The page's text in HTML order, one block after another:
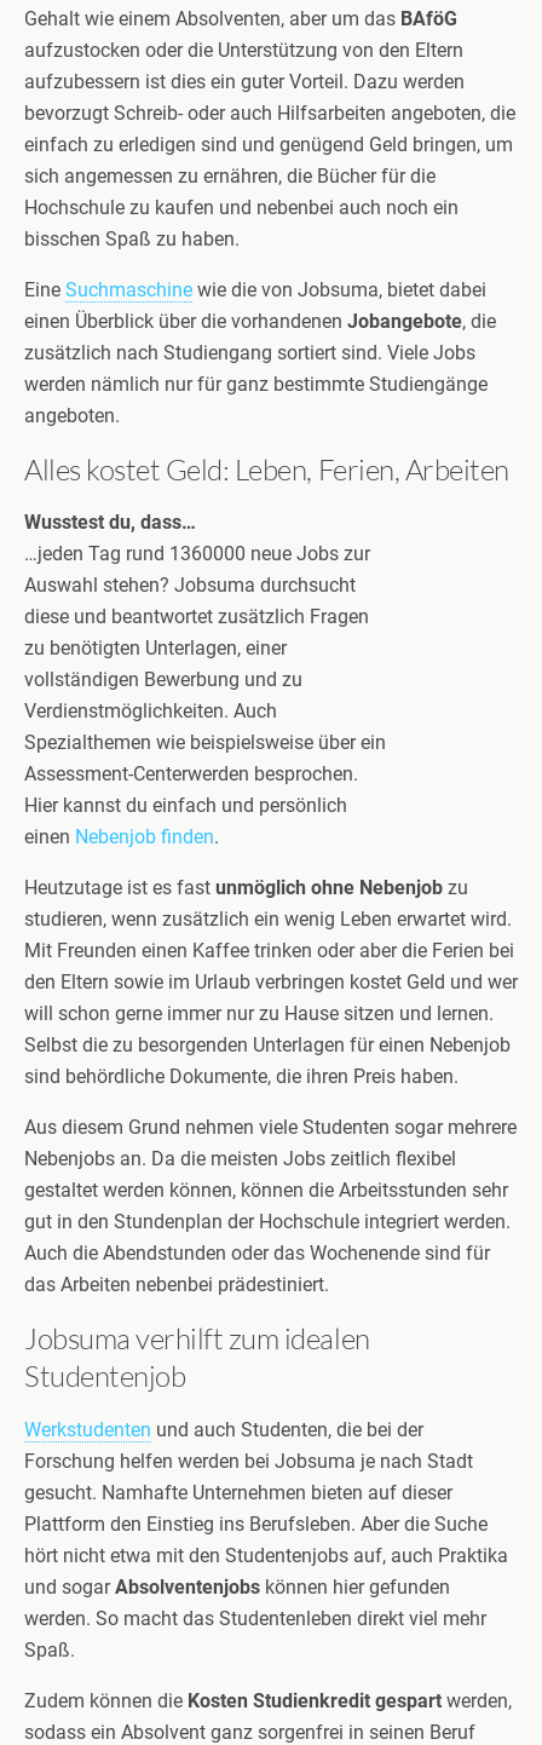
Gehalt wie einem Absolventen, aber um das BAföG
aufzustocken oder die Unterstützung von den Eltern
aufzubessern ist dies ein guter Vorteil. Dazu werden
bevorzugt Schreib- oder auch Hilfsarbeiten angeboten, die
einfach zu erledigen sind und genügend Geld bringen, um
sich angemessen zu ernähren, die Bücher für die
Hochschule zu kaufen und nebenbei auch noch ein
bisschen Spaß zu haben.
Eine Suchmaschine wie die von Jobsuma, bietet dabei
einen Überblick über die vorhandenen Jobangebote, die
zusätzlich nach Studiengang sortiert sind. Viele Jobs
werden nämlich nur für ganz bestimmte Studiengänge
angeboten.
Alles kostet Geld: Leben, Ferien, Arbeiten
Wusstest du, dass…
…jeden Tag rund 1360000 neue Jobs zur
Auswahl stehen? Jobsuma durchsucht
diese und beantwortet zusätzlich Fragen
zu benötigten Unterlagen, einer
vollständigen Bewerbung und zu
Verdienstmöglichkeiten. Auch
Spezialthemen wie beispielsweise über ein
Assessment-Centerwerden besprochen.
Hier kannst du einfach und persönlich
einen Nebenjob finden.
Heutzutage ist es fast unmöglich ohne Nebenjob zu
studieren, wenn zusätzlich ein wenig Leben erwartet wird.
Mit Freunden einen Kaffee trinken oder aber die Ferien bei
den Eltern sowie im Urlaub verbringen kostet Geld und wer
will schon gerne immer nur zu Hause sitzen und lernen.
Selbst die zu besorgenden Unterlagen für einen Nebenjob
sind behördliche Dokumente, die ihren Preis haben.
Aus diesem Grund nehmen viele Studenten sogar mehrere
Nebenjobs an. Da die meisten Jobs zeitlich flexibel
gestaltet werden können, können die Arbeitsstunden sehr
gut in den Stundenplan der Hochschule integriert werden.
Auch die Abendstunden oder das Wochenende sind für
das Arbeiten nebenbei prädestiniert.
Jobsuma verhilft zum idealen
Studentenjob
Werkstudenten und auch Studenten, die bei der
Forschung helfen werden bei Jobsuma je nach Stadt
gesucht. Namhafte Unternehmen bieten auf dieser
Plattform den Einstieg ins Berufsleben. Aber die Suche
hört nicht etwa mit den Studentenjobs auf, auch Praktika
und sogarAbsolventenjobs können hier gefunden
werden. So macht das Studentenleben direkt viel mehr
Spaß.
Zudem können die Kosten Studienkredit gespart werden,
sodass ein Absolvent ganz sorgenfrei in seinen Beruf